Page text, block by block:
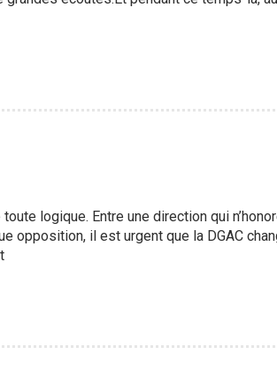
logique. Entre une direction qui
opposition, il est urgent que la DGAC